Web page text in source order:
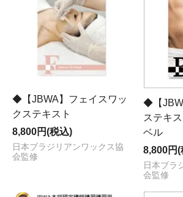
◆【JBWA】フェイスワッ
クステキスト
8,800円(税込)
日本ブラジリアンワックス協
会監修
◆【
ステキ
ベル
8,800円(
日本ブラ
会監修